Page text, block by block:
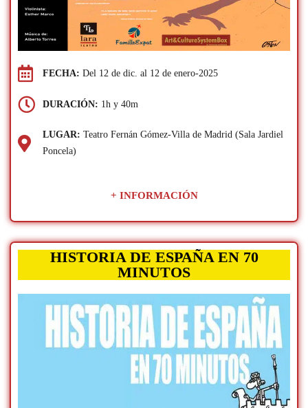
FECHA: Del 12 de dic. al 12 de enero-2025
DURACIÓN: 1h y 40m
LUGAR: Teatro Fernán Gómez-Villa de Madrid (Sala Jardiel
Poncela)
+ INFORMACIÓN
HISTORIA DE ESPAÑA EN 70
MINUTOS